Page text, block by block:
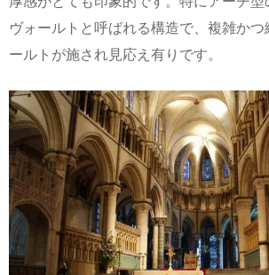
ヴォールトと呼ばれる構造で、複雑かつ
ールトが施され見応え有りです。